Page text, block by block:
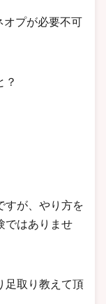
オプが必要不可
？
すが、やり方を
ではありませ
足取り教えて頂